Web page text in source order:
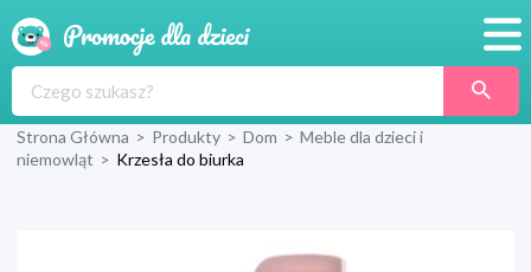
Produkty
Blog
Strona Główna > Produkty > Dom > Meble dla dzieci i
niemowląt > Krzesła do biurka